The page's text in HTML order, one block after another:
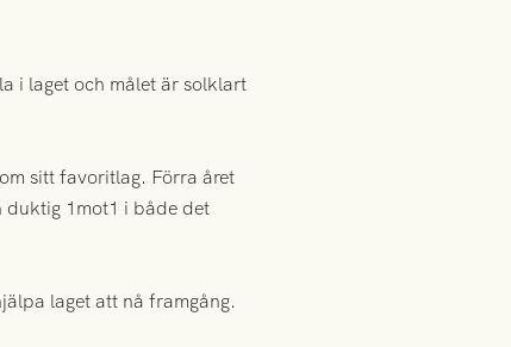
i laget och målet är solklart
sitt favoritlag. Förra året
duktig 1mot1 i både det
laget att nå framgång.